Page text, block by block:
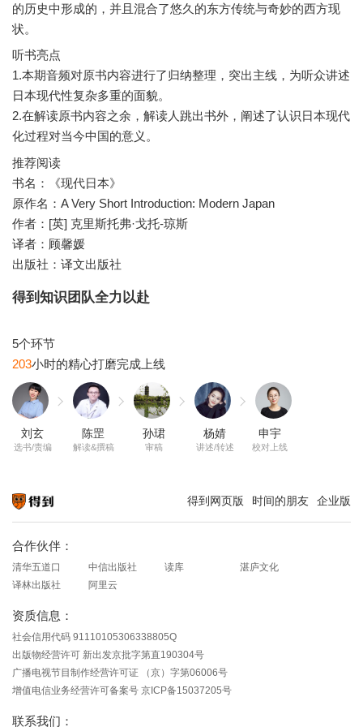
的历史中形成的，并且混合了悠久的东方传统与奇妙的西方现
听书亮点
1.本期音频对原书内容进行了归纳整理，突出主线，为听众讲述
日本现代性复杂多重的面貌。
2.在解读原书内容之余，解读人跳出书外，阐述了认识日本现代
推荐阅读
书名：《现代日本》
原作名：A Very Short Introduction: Modern Japan
作者：[英] 克里斯托弗·戈托-琼斯
译者：顾馨媛
出版社：译文出版社
得到知识团队全力以赴
203
刘玄
选书/责编
陈罡
解读&撰稿
孙珺
审稿
杨婧
讲述/转述
申宇
校对上线
得到网页版 时间的朋友 企业版
合作伙伴：
清华五道口 中信出版社 读库
湛庐文化
译林出版社
阿里云
资质信息：
社会信用代码 91110105306338805Q
出版物经营许可 新出发京批字第直190304号
广播电视节目制作经营许可证 （京）字第06006号
增值电信业务经营许可备案号 京ICP备15037205号
联系我们：